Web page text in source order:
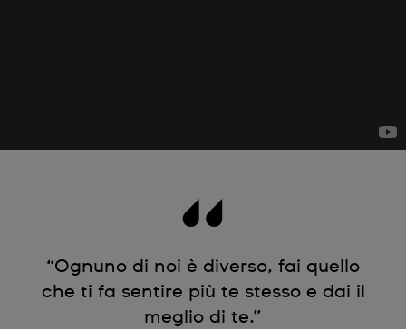
“Ognuno di noi è diverso, fai quello
che ti fa sentire più te stesso e dai il
meglio di te.”